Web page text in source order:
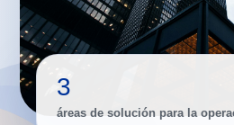
3
áreas de solución para la